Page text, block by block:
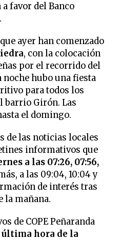
favor del Banco
ayer han comenzado
, con la colocación
por el recorrido del
hubo una fiesta
para todos los
barrio Girón. Las
el domingo.
de las noticias locales
informativos que
a las 07:26, 07:56,
a las 09:04, 10:04 y
de interés tras
la mañana.
de COPE Peñaranda
última hora de la